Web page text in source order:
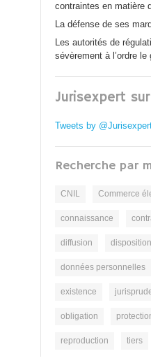
contraintes en matière
La défense de ses
Les autorités de
sévèrement à l’ordre le
Jurisexpert
Tweets by
Recherche par
CNIL Commerce
connaissance
diffusion
données personnelles
existence
obligation
reproduction tiers